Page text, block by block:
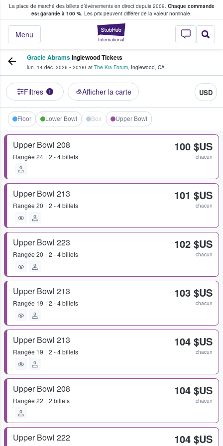
La place de marché des billets d’événements en direct depuis 2009. Chaque commande
est garantie à 100 %. Les prix peuvent différer de la valeur nominale.
StubHub - Où
Menu
fans achètent et vendent des billets
Gracie AbramsInglewood Tickets
lun. 14 déc. 2026 • 20:00 at The Kia Forum, Inglewood, CA
Filtres 1 Afficher la carte USD
Floor Lower Bowl Box Upper Bowl
Upper Bowl 208
Rangée 24 2 - 4 billets
100 $US
chacun
Upper Bowl 213
Rangée 20 2 - 4 billets
101 $US
chacun
Upper Bowl 223
Rangée 20 2 - 4 billets
102 $US
chacun
Upper Bowl 213
Rangée 19 2 - 4 billets
103 $US
chacun
Upper Bowl 213
Rangée 19 2 - 4 billets
104 $US
chacun
Upper Bowl 208
Rangée 22 2 billets
104 $US
chacun
Upper Bowl 222 104 $US